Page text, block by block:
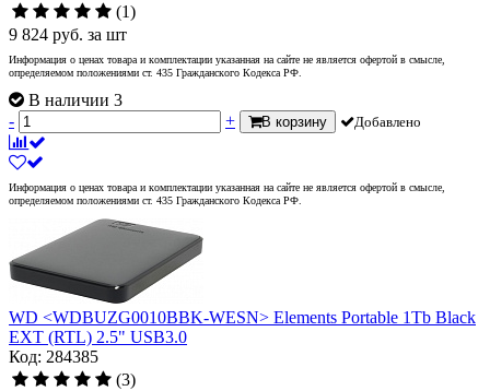
(1)
9 824 руб. за шт
Информация о ценах товара и комплектации указанная на сайте не является офертой в смысле,
определяемом положениями ст. 435 Гражданского Кодекса РФ.
В наличии 3
-
+ В корзину Добавлено
Информация о ценах товара и комплектации указанная на сайте не является офертой в смысле,
определяемом положениями ст. 435 Гражданского Кодекса РФ.
WD <WDBUZG0010BBK-WESN> Elements Portable 1Tb Black
EXT (RTL) 2.5" USB3.0
Код: 284385
(3)